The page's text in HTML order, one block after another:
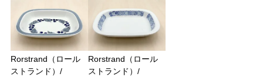
Rorstrand（ロール
ストランド）/
Rorstrand（ロール
ストランド）/